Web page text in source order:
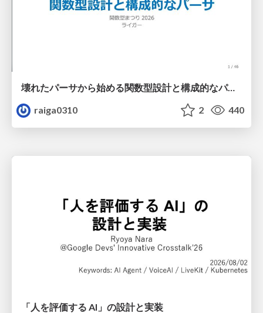
壊れたパーサから始める関数型設計と構成的なパーサ #fp_matsuri
raiga0310
2 440
「人を評価する AI」の 設計と実装